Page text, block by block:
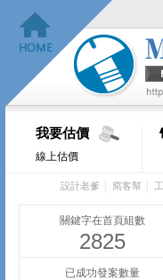
我要估價
線上估價
設計老爹 窩客幫
關鍵字在首頁組數
2825
已成功發案數量